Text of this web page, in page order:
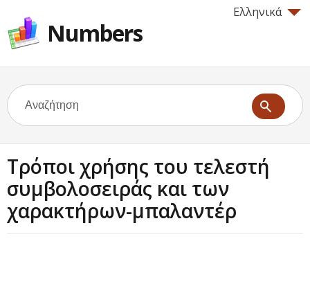
Ελληνικά
Numbers
Τρόποι χρήσης του τελεστή
συμβολοσειράς και των
χαρακτήρων-μπαλαντέρ